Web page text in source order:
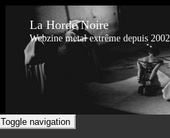
La Horde Noire
Webzine metal extrême depuis 2002
Toggle navigation